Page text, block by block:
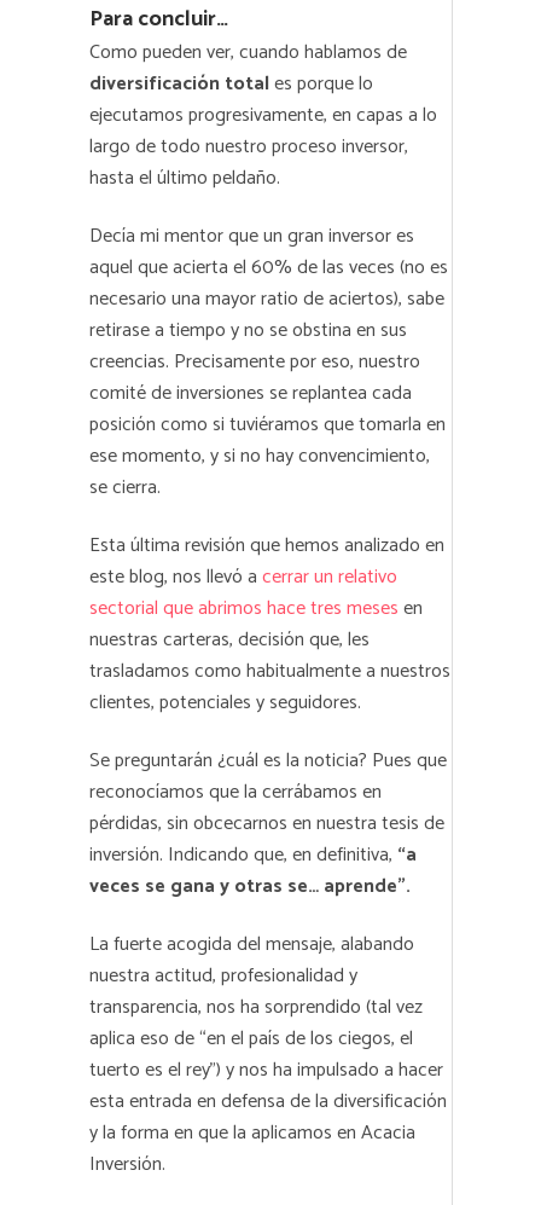
Para concluir…
Como pueden ver, cuando hablamos de
diversificación totales porque lo
ejecutamos progresivamente, en capas a lo
largo de todo nuestro proceso inversor,
hasta el último peldaño.
Decía mi mentor que un gran inversor es
aquel que acierta el 60% de las veces (no es
necesario una mayor ratio de aciertos), sabe
retirase a tiempo y no se obstina en sus
creencias. Precisamente por eso, nuestro
comité de inversiones se replantea cada
posición como si tuviéramos que tomarla en
ese momento, y si no hay convencimiento,
se cierra.
Esta última revisión que hemos analizado en
este blog, nos llevó acerrar un relativo
sectorial que abrimos hace tres mesesen
nuestras carteras, decisión que, les
trasladamos como habitualmente a nuestros
clientes, potenciales y seguidores.
Se preguntarán ¿cuál es la noticia? Pues que
reconocíamos que la cerrábamos en
pérdidas, sin obcecarnos en nuestra tesis de
inversión. Indicando que, en definitiva, “a
veces se gana y otras se… aprende”.
La fuerte acogida del mensaje, alabando
nuestra actitud, profesionalidad y
transparencia, nos ha sorprendido (tal vez
aplica eso de “en el país de los ciegos, el
tuerto es el rey”) y nos ha impulsado a hacer
esta entrada en defensa de la diversificación
y la forma en que la aplicamos en Acacia
Inversión.